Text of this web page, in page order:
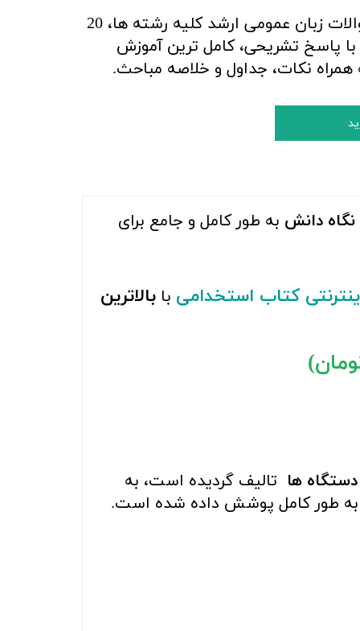
پاسخ کاملا تشریحی سوالات زبان عمومی ارشد کلیه رشته ها، 20
پاسخ تشریحی، کامل ترین آموزش
همراه نکات، جداول و خلاصه مباحث.
نگاه دانش به طور کامل و جامع برای
کتاب استخدامی با بالاترین
ها تالیف گردیده است، به
به طور کامل پوشش داده شده است.